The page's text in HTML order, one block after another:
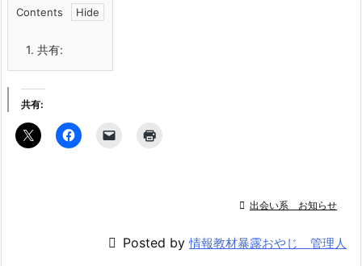
Contents
1. 共有:
共有:
 出会い系 お知らせ
 Posted by情報教材暴露おやじ 管理人